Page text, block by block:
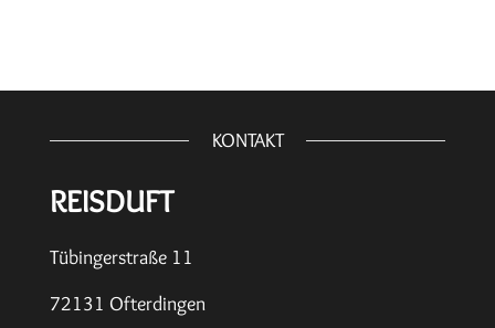
KONTAKT
REISDUFT
Tübingerstraße 11
72131 Ofterdingen